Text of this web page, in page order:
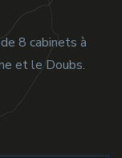
8 cabinets à
et le Doubs.